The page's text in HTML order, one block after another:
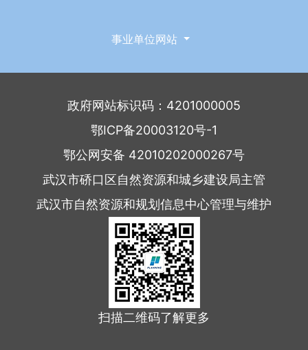
事业单位网站
政府网站标识码：4201000005
鄂ICP备20003120号-1
鄂公网安备 42010202000267号
武汉市硚口区自然资源和城乡建设局主管
武汉市自然资源和规划信息中心管理与维护
扫描二维码了解更多